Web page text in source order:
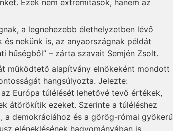
Ezek nem extremitások, hanem az
a legnehezebb élethelyzetben lévő
nekünk is, az anyaországnak példát
hűségből” – zárta szavait Semjén Zsolt.
működtető alapítvány elnökeként mondott
hangsúlyozta. Jelezte:
Európa túlélését lehetővé tevő értékek,
átörökítik ezeket. Szerinte a túléléshez
a demokráciához és a görög-római gyökerű